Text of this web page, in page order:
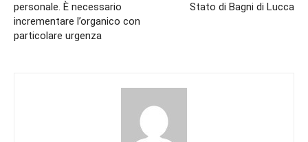
personale. È necessario
incrementare l’organico con
particolare urgenza
Stato di Bagni di Lucca